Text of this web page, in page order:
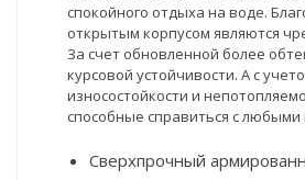
спокойного отдыха на воде.
открытым корпусом являются
За счет обновленной более
курсовой устойчивости. А с
износостойкости и
способные справиться с
Сверхпрочный